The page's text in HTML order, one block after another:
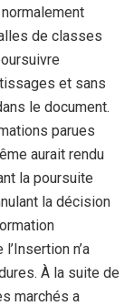
de classes
et sans
le document.
parues
aurait rendu
la poursuite
la décision
n’a
À la suite de
marchés a